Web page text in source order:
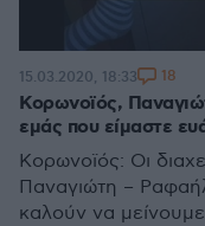
Κορωνοϊός,
εμάς που είμαστε
Κορωνοϊός: Οι
Παναγιώτη –
καλούν να μείνουμε
15.03.2020, 18:33 18